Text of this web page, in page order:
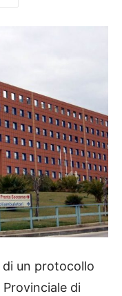
un protocollo
Provinciale di